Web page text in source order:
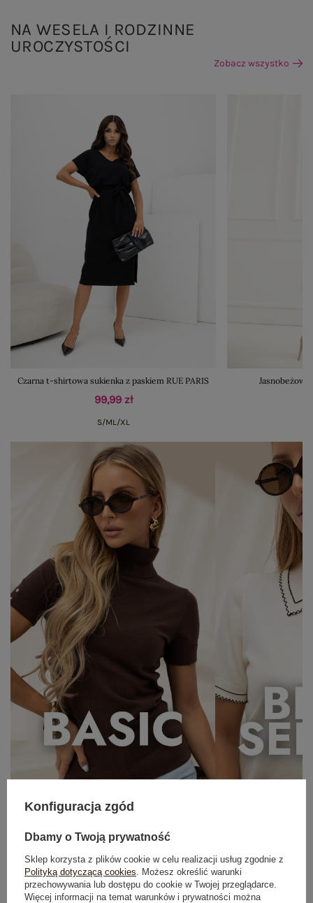
NA WESELA I RODZINNE
UROCZYSTOŚCI
Zobacz wszystko
Czarna t-shirtowa sukienka z paskiem RUE PARIS
99,99 zł
S/ML/XL
OUTFIT NA RANDKĘ
Konfiguracja zgód
Dbamy o Twoją prywatność
Sklep korzysta z plików cookie w celu realizacji usług zgodnie z
Polityką dotyczącą cookies . Możesz określić warunki
przechowywania lub dostępu do cookie w Twojej przeglądarce.
Więcej informacji na temat warunków i prywatności można